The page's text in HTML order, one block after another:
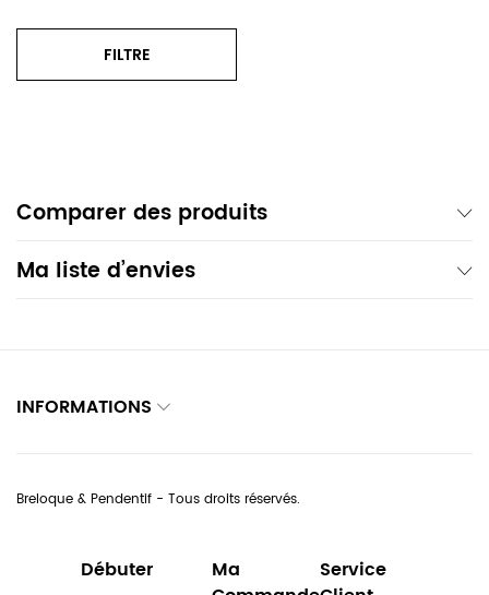
FILTRE
Comparer des produits
Ma liste d’envies
INFORMATIONS
Breloque & Pendentif - Tous droits réservés.
Débuter
Ma
Service